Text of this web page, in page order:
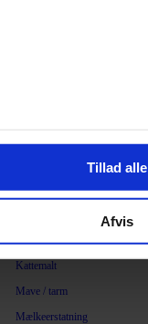
Tillad alle
Afvis
Beroligende
Kattegræs
Kattemalt
Mave / tarm
Mælkeerstatning